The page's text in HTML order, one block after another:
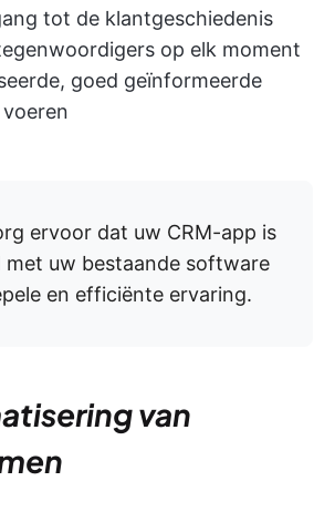
tot de klantgeschiedenis
op elk moment
goed geïnformeerde
ervoor dat uw CRM-app is
met uw bestaande software
en efficiënte ervaring.
van